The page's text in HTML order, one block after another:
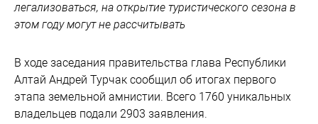
легализоваться, на открытие туристического сезона в
этом году могут не рассчитывать
В ходе заседания правительства глава Республики
Алтай Андрей Турчак сообщил об итогах первого
этапа земельной амнистии. Всего 1760 уникальных
владельцев подали 2903 заявления.